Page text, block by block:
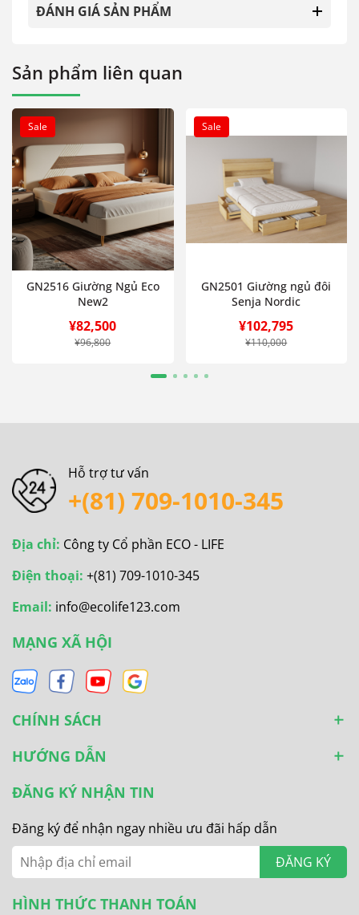
ĐÁNH GIÁ SẢN PHẨM
Sản phẩm liên quan
Sale
GN2516 Giường Ngủ Eco
New2
¥82,500
¥96,800
Sale
GN2501 Giường ngủ đôi
Senja Nordic
¥102,795
¥110,000
Hỗ trợ tư vấn
+(81) 709-1010-345
Địa chỉ: Công ty Cổ phần ECO - LIFE
Điện thoại: +(81) 709-1010-345
Email: info@ecolife123.com
MẠNG XÃ HỘI
CHÍNH SÁCH
HƯỚNG DẪN
ĐĂNG KÝ NHẬN TIN
Đăng ký để nhận ngay nhiều ưu đãi hấp dẫn
ĐĂNG KÝ
HÌNH THỨC THANH TOÁN